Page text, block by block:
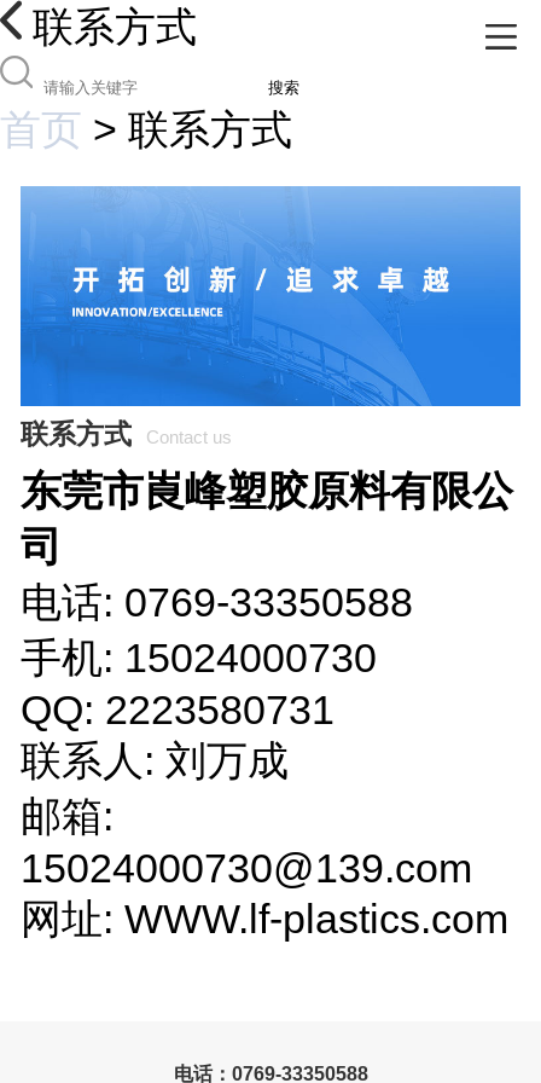
联系方式
搜索
首页 > 联系方式
联系方式 Contact us
东莞市崀峰塑胶原料有限公
司
电话: 0769-33350588
手机: 15024000730
QQ: 2223580731
联系人: 刘万成
邮箱:
15024000730@139.com
网址: WWW.lf-plastics.com
电话：0769-33350588